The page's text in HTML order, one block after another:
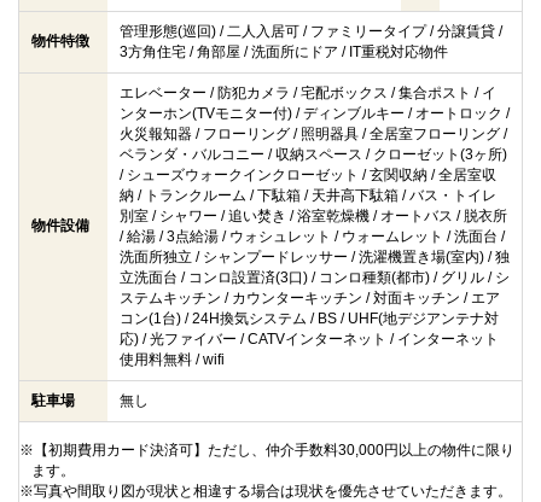
物件特徴
管理形態(巡回) / 二人入居可 / ファミリータイプ / 分譲賃貸 /
3方角住宅 / 角部屋 / 洗面所にドア / IT重税対応物件
物件設備
エレベーター / 防犯カメラ / 宅配ボックス / 集合ポスト / イ
ンターホン(TVモニター付) / ディンブルキー / オートロック /
火災報知器 / フローリング / 照明器具 / 全居室フローリング /
ベランダ・バルコニー / 収納スペース / クローゼット(3ヶ所)
/ シューズウォークインクローゼット / 玄関収納 / 全居室収
納 / トランクルーム / 下駄箱 / 天井高下駄箱 / バス・トイレ
別室 / シャワー / 追い焚き / 浴室乾燥機 / オートバス / 脱衣所
/ 給湯 / 3点給湯 / ウォシュレット / ウォームレット / 洗面台 /
洗面所独立 / シャンプードレッサー / 洗濯機置き場(室内) / 独
立洗面台 / コンロ設置済(3口) / コンロ種類(都市) / グリル / シ
ステムキッチン / カウンターキッチン / 対面キッチン / エア
コン(1台) / 24H換気システム / BS / UHF(地デジアンテナ対
応) / 光ファイバー / CATVインターネット / インターネット
使用料無料 / wifi
駐車場 無し
※【初期費用カード決済可】ただし、仲介手数料30,000円以上の物件に限り
ます。
※写真や間取り図が現状と相違する場合は現状を優先させていただきます。